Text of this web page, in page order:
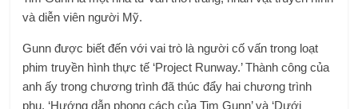
và diễn viên người Mỹ.
Gunn được biết đến với vai trò là người cố vấn trong loạt
phim truyền hình thực tế ‘Project Runway.’ Thành công của
anh ấy trong chương trình đã thúc đẩy hai chương trình
phụ, ‘Hướng dẫn phong cách của Tim Gunn’ và ‘Dưới